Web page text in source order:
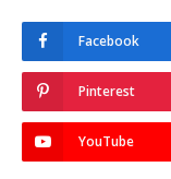
Facebook
Pinterest
YouTube